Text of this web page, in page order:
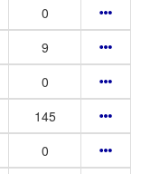
0
9
0
145
0